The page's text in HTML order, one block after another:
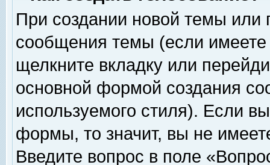
При создании новой темы или
сообщения темы (если
щелкните вкладку или
основной формой создания
используемого стиля). Если
формы, то значит, вы не
Введите вопрос в поле